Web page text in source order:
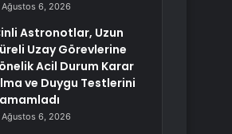
Ağustos 6, 2026
Astronotlar, Uzun
Uzay Görevlerine
Acil Durum Karar
ve Duygu Testlerini
Ağustos 6, 2026